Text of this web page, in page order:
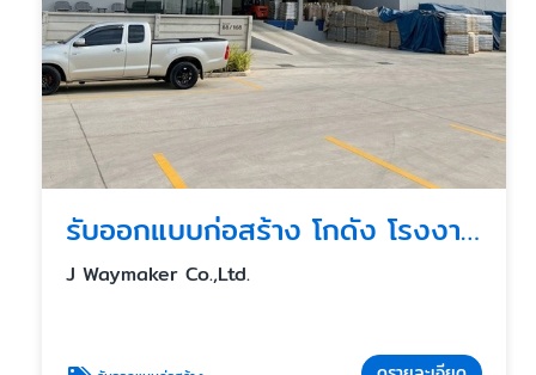
รับออกแบบก่อสร้าง โกดัง โรงงาน ครัวกลางแบบครบวงจร
J Waymaker Co.,Ltd.